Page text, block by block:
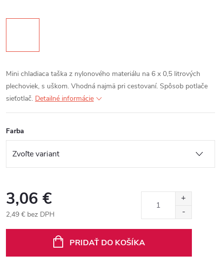
Mini chladiaca taška z nylonového materiálu na 6 x 0,5 litrových
plechoviek, s uškom. Vhodná najmä pri cestovaní. Spôsob potlače
sieťotlač. Detailné informácie
Farba
3,06 €
2,49 € bez DPH
PRIDAŤ DO KOŠÍKA